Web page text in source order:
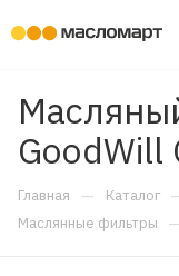
GoodWill
Главная — Каталог
Маслянные фильтры